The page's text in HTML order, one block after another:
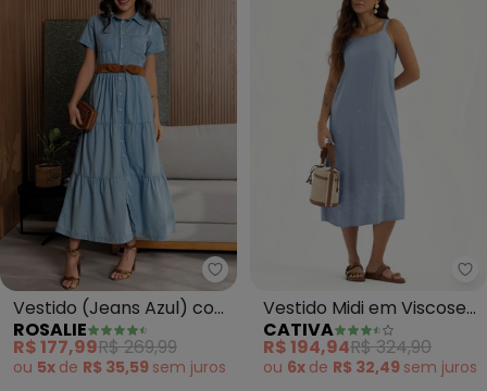
Rosalie - Vestido (Jeans Azul)
Vestido (Jeans Azul) com
Gola
ROSALIE
R$ 177,99R$ 269,99
ou 5x de R$ 35,59 sem juros
Vestido Midi em Viscose
(Azul Claro)
CATIVA
R$ 194,94R$ 324,90
ou 6x de R$ 32,49 sem juros